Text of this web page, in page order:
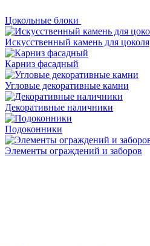
Цокольные блоки
Искусственный камень для цоколя
Карниз фасадный
Угловые декоративные камни
Декоративные наличники
Подоконники
Элементы ограждений и заборов